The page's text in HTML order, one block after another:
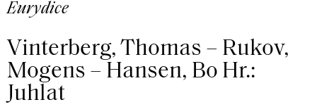
Eurydice
Vinterberg, Thomas – Rukov,
Mogens – Hansen, Bo Hr.:
Juhlat